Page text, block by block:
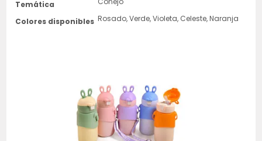
Temática
Colores disponibles Rosado, Verde, Violeta, Celeste, Naranja